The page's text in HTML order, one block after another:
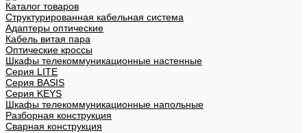
Каталог товаров
Структурированная кабельная система
Адаптеры оптические
Кабель витая пара
Оптические кроссы
Шкафы телекоммуникационные настенные
Cерия LITE
Cерия BASIS
Cерия KEYS
Шкафы телекоммуникационные напольные
Разборная конструкция
Сварная конструкция